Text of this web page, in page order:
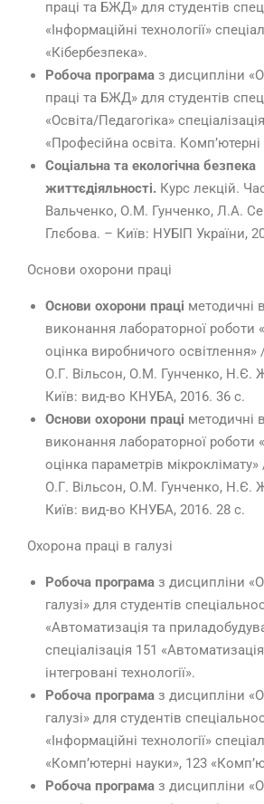
праці та БЖД» для студентів
«Інформаційні технології»
«Кібербезпека».
Робоча програма з дисципліни
праці та БЖД» для студентів
«Освіта/Педагогіка»
«Професійна освіта. Комп’ютерні
Соціальна та екологічна безпека
життєдіяльності. Курс лекцій.
Вальченко, О.М. Гунченко, Л.А.
Глєбова. – Київ: НУБІП України,
Основи охорони праці
Основи охорони праці методичні
виконання лабораторної роботи
оцінка виробничого
О.Г. Вільсон, О.М. Гунченко, Н.Є.
Київ: вид-во КНУБА, 2016. 36 с.
Основи охорони праці методичні
виконання лабораторної роботи
оцінка параметрів
О.Г. Вільсон, О.М. Гунченко, Н.Є.
Київ: вид-во КНУБА, 2016. 28 с.
Охорона праці в галузі
Робоча програма з дисципліни
галузі» для студентів
«Автоматизація та
спеціалізація 151
інтегровані технології».
Робоча програма з дисципліни
галузі» для студентів
«Інформаційні технології»
«Комп’ютерні науки», 123
Робоча програма з дисципліни